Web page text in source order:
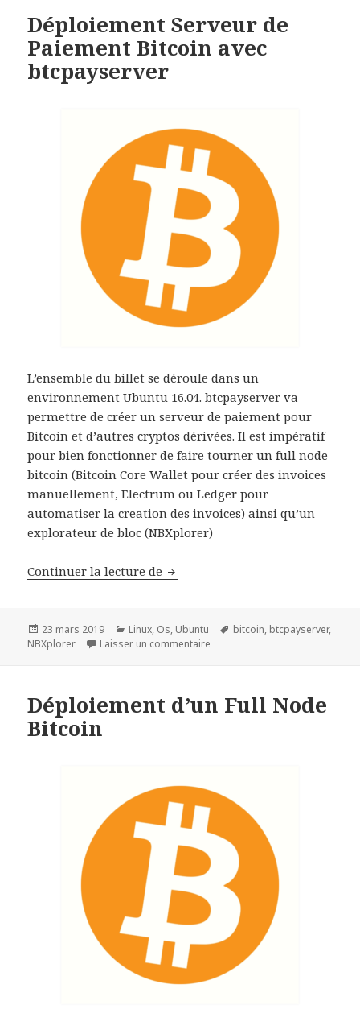
Déploiement Serveur de
Paiement Bitcoin avec
btcpayserver
L’ensemble du billet se déroule dans un
environnement Ubuntu 16.04. btcpayserver va
permettre de créer un serveur de paiement pour
Bitcoin et d’autres cryptos dérivées. Il est impératif
pour bien fonctionner de faire tourner un full node
bitcoin (Bitcoin Core Wallet pour créer des invoices
manuellement, Electrum ou Ledger pour
automatiser la creation des invoices) ainsi qu’un
explorateur de bloc (NBXplorer)
Continuer la lecture de Déploiement Serveur de
Publié
le
23 mars 2019 Catégories
Linux, Os, Ubuntu
Mots-
bitcoin, btcpayserver,
NBXplorer
Laisser un commentaire
Déploiement d’un Full Node
Bitcoin